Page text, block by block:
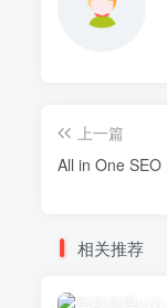
上一篇
相关推荐